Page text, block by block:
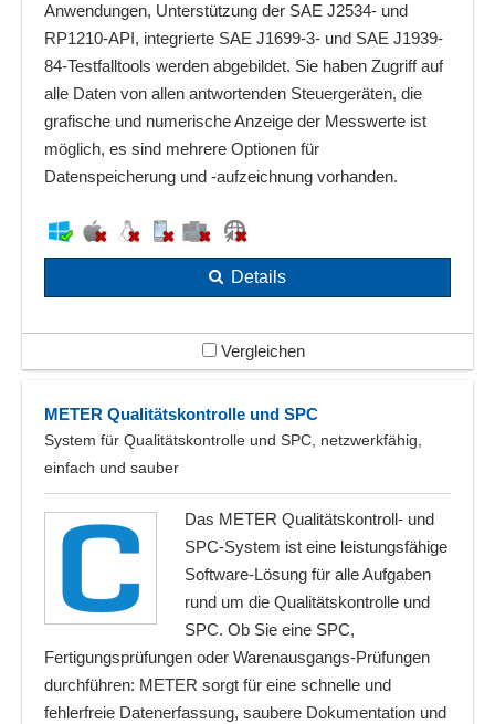
Anwendungen, Unterstützung der SAE J2534- und
RP1210-API, integrierte SAE J1699-3- und SAE J1939-
84-Testfalltools werden abgebildet. Sie haben Zugriff auf
alle Daten von allen antwortenden Steuergeräten, die
grafische und numerische Anzeige der Messwerte ist
möglich, es sind mehrere Optionen für
Datenspeicherung und -aufzeichnung vorhanden.
Details
Vergleichen
METER Qualitätskontrolle und SPC
System für Qualitätskontrolle und SPC, netzwerkfähig,
einfach und sauber
Das METER Qualitätskontroll- und
SPC-System ist eine leistungsfähige
Software-Lösung für alle Aufgaben
rund um die Qualitätskontrolle und
SPC. Ob Sie eine SPC,
Fertigungsprüfungen oder Warenausgangs-Prüfungen
durchführen: METER sorgt für eine schnelle und
fehlerfreie Datenerfassung, saubere Dokumentation und